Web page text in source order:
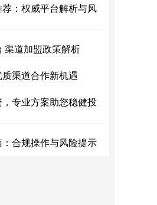
：权威平台解析与风
渠道加盟政策解析
渠道合作新机遇
专业方案助您稳健投
合规操作与风险提示